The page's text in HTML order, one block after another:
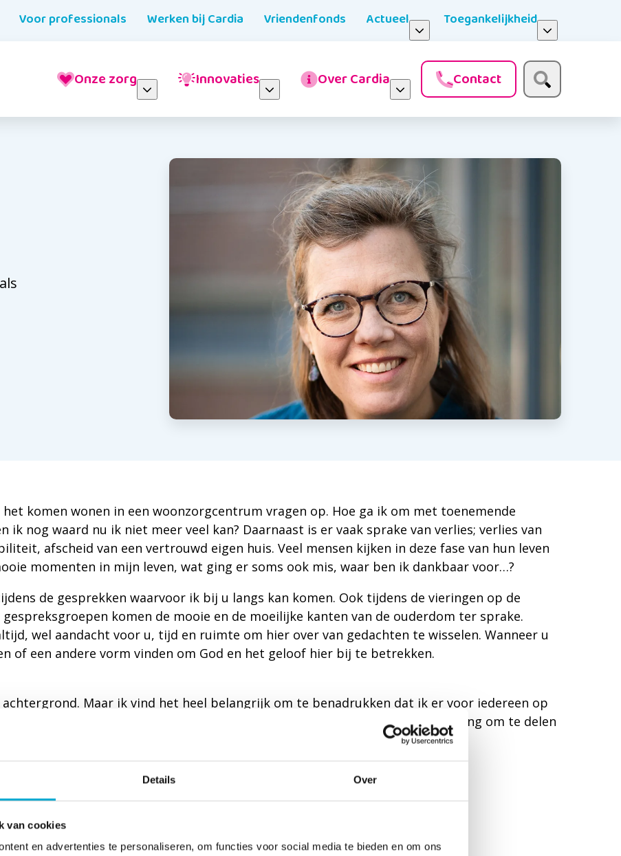
Details Over
van cookies
en advertenties te personaliseren, om functies voor social media te bieden en om ons
Voor professionals Werken bij Cardia Vriendenfonds Actueel Toegankelijkheid
Onze zorg Innovaties Over Cardia Contact
komen wonen in een woonzorgcentrum vragen op. Hoe ga ik om met toenemende
ik nog waard nu ik niet meer veel kan? Daarnaast is er vaak sprake van verlies; verlies van
afscheid van een vertrouwd eigen huis. Veel mensen kijken in deze fase van hun leven
momenten in mijn leven, wat ging er soms ook mis, waar ben ik dankbaar voor…?
de gesprekken waarvoor ik bij u langs kan komen. Ook tijdens de vieringen op de
komen de mooie en de moeilijke kanten van de ouderdom ter sprake.
wel aandacht voor u, tijd en ruimte om hier over van gedachten te wisselen. Wanneer u
of een andere vorm vinden om God en het geloof hier bij te betrekken.
Maar ik vind het heel belangrijk om te benadrukken dat ik er voor iedereen op
uw (kerkelijke) achtergrond ook is, gelovig of niet. Het is voor mij een verrijking om te delen
van de ouderen die bij ons wonen.